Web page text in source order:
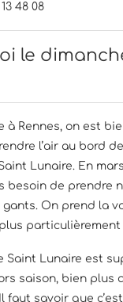
48 08
le
à Rennes, on est
l’air au bord
Lunaire. En
besoin de prendre
gants. On prend la
particulièrement
Saint Lunaire est
saison, bien plus
faut savoir que